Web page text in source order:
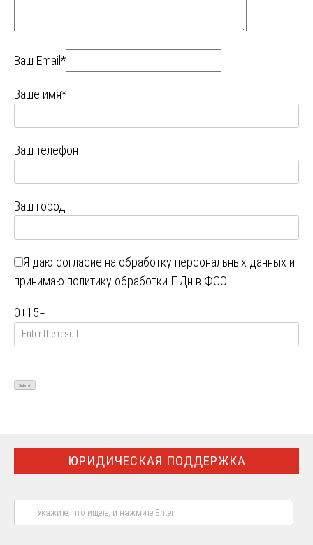
Ваш Email*
Ваше имя*
Ваш телефон
Ваш город
Я даю согласие на обработку персональных данных и
принимаю политику обработки ПДн в ФСЭ
0+15=
ЮРИДИЧЕСКАЯ ПОДДЕРЖКА